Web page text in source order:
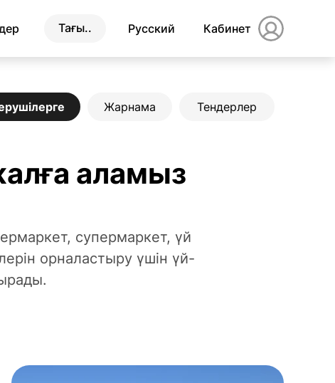
Тағы.. Русский Кабинет
Жарнама Тендерлер
аламыз
супермаркет, үй
орналастыру үшін үй-